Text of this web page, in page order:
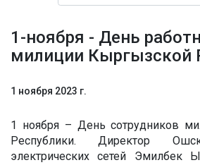
1-ноября - День
милиции Кыргызской
1 ноября 2023 г.
1 ноября – День сотрудников
Республики. Директор
электрических сетей Эмилбек